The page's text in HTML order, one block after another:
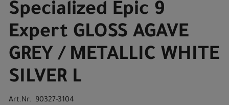
Specialized Epic 9
Expert GLOSS AGAVE
GREY / METALLIC WHITE
SILVER L
Art.Nr. 90327-3104